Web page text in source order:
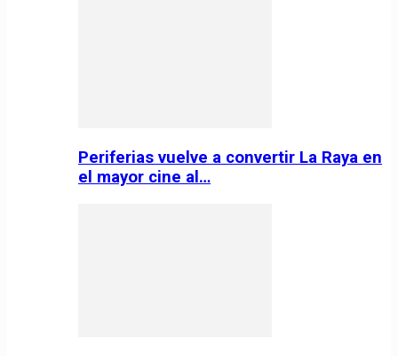
Periferias vuelve a convertir La Raya en
el mayor cine al…